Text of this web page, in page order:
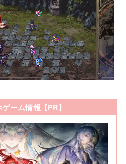
ーム情報【PR】